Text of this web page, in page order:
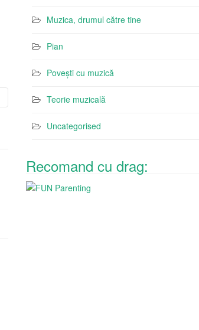
Muzica, drumul către tine
Pian
Povești cu muzică
Teorie muzicală
Uncategorised
Recomand cu drag: